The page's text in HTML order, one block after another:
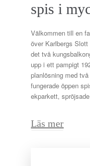
spis i
Välkommen till en
över Karlbergs
det två
upp i ett pampigt
planlösning med
fungerade öppen
ekparkett,
ljust klinkergolv och
Läs mer